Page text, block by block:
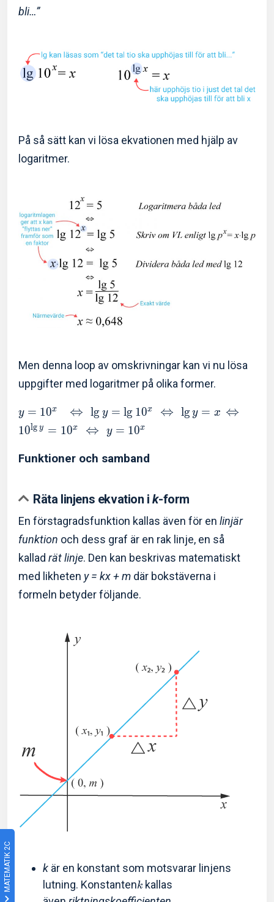
MATEMATIK 2C
bli…”
På så sätt kan vi lösa ekvationen med hjälp av
logaritmer.
Men denna loop av omskrivningar kan vi nu lösa
uppgifter med logaritmer på olika former.
y = 10x ⇔ lg y = lg 10x ⇔ lg y = x ⇔
10lg y = 10x ⇔ y = 10x
Funktioner och samband
Räta linjens ekvation ik-form
En förstagradsfunktion kallas även för en linjär
funktion och dess graf är en rak linje, en så
kallad rät linje. Den kan beskrivas matematiskt
med likheten y = kx + m där bokstäverna i
formeln betyder följande.
k är en konstant som motsvarar linjens
lutning. Konstantenk kallas